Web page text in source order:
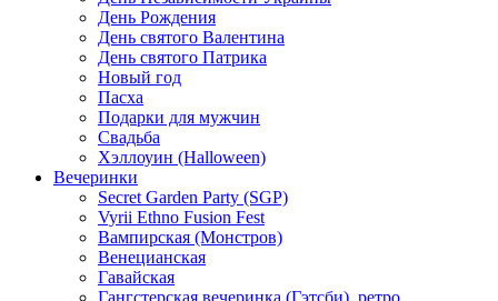
День Рождения
День святого Валентина
День святого Патрика
Новый год
Пасха
Подарки для мужчин
Свадьба
Хэллоуин (Halloween)
Вечеринки
Secret Garden Party (SGP)
Vyrii Ethno Fusion Fest
Вампирская (Монстров)
Венецианская
Гавайская
Гангстерская вечеринка (Гэтсби), ретро